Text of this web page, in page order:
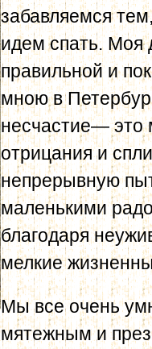
забавляемся
идем спать. Моя
правильной и
мною в
несчастие—
отрицания и
непрерывную
маленькими
благодаря
мелкие
Мы все очень
мятежным и